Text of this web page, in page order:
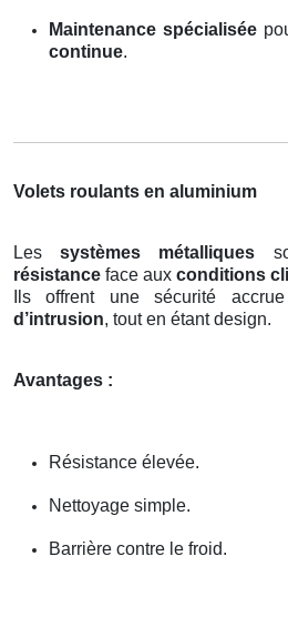
Maintenance spécialisée
continue.
Volets roulants en aluminium
Lessystèmes métalliques
résistance face aux conditions
Ils offrent une sécurité
d’intrusion, tout en étant design.
Avantages :
Résistance élevée.
Nettoyage simple.
Barrière contre le froid.